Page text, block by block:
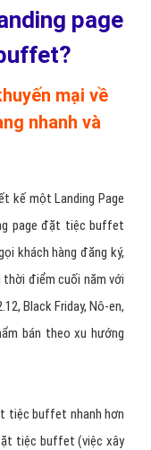
page
mại về
nhanh và
kế một Landing Page
page đặt tiệc buffet
khách hàng đăng ký,
điểm cuối năm với
Black Friday, Nô-en,
bán theo xu hướng
tiệc buffet nhanh hơn
tiệc buffet (việc xây